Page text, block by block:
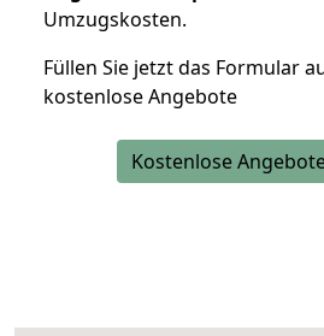
Umzugskosten.
Füllen Sie jetzt das Formular
kostenlose Angebote
Kostenlose